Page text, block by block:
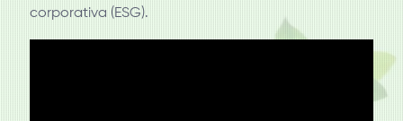
corporativa (ESG).